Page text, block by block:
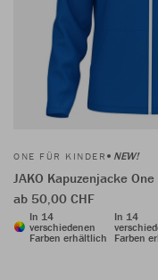
ONE FÜR KINDER NEW!
JAKO Kapuzenjacke One
ab 50,00 CHF
In 14
verschiedenen
Farben erhältlich
In 14
Farben